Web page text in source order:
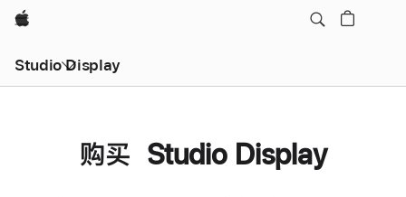
Apple
Studio Display
购买 Studio Display